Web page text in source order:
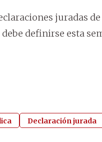
juradas
definirse esta
Declaración jurada